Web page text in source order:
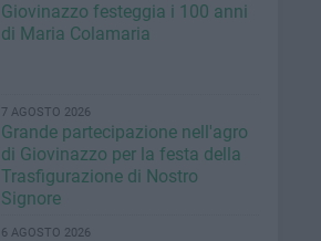
Giovinazzo festeggia i 100 anni
di Maria Colamaria
7 AGOSTO 2026
Grande partecipazione nell'agro
di Giovinazzo per la festa della
Trasfigurazione di Nostro
Signore
6 AGOSTO 2026